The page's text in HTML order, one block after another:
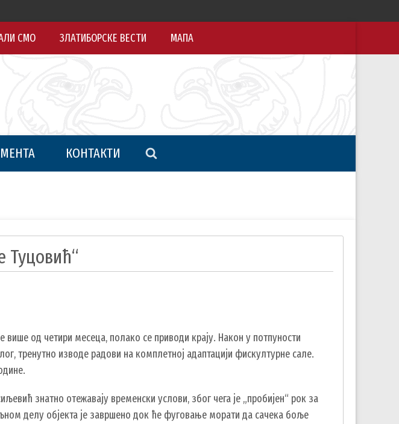
СМО ЗЛАТИБОРСКЕ ВЕСТИ МАПА
КОНТАКТИ
Туцовић“
више од четири месеца, полако се приводи крају. Након у потпуности
тренутно изводе радови на комплетној адаптацији фискултурне сале.
знатно отежавају временски услови, због чега је „пробијен“ рок за
делу објекта је завршено док ће фуговање морати да сачека боље